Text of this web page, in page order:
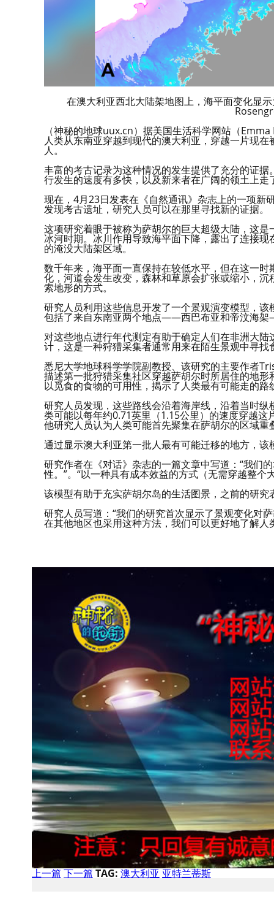
在澳大利亚西北大陆架地图上，海平面变化显
（神秘的地球uux.cn）据美国生活科学网站（
人类从东南亚穿越到现代的澳大利亚，穿越一片现
人。
丰富的考古记录为这种情况的发生提供了充分的证
行发生的速度有多快，以及新来者在广阔的领土上走
现在，4月23日发表在《自然通讯》杂志上的一项新
发现考古遗址，研究人员可以在那里寻找新的证据。
这项研究着眼于被称为萨胡尔的巨大超级大陆，这
冰河时期。冰川作用导致海平面下降，露出了连接
的淹没大陆架区域。
数千年来，海平面一直保持在较低水平，但在这一
化，河道会发生改变，森林和草原会扩张或缩小，
索地形的方式。
研究人员利用这些信息开发了一个景观演变模型，
包括了来自东南亚两个地点——西巴布亚和帝汶海
对这些地点进行年代测定有助于确定人们在非洲大
计，这是一种狩猎采集者通常用来在陌生景观中寻找
悉尼大学地球科学学院副教授、该研究的主要作者
描述第一批狩猎采集社区穿越萨胡尔时所居住的地
以觅食的食物的可用性，揭示了人类最有可能走的路
研究人员发现，这些路线会沿着海岸线，沿着当时
类可能以每年约0.71英里（1.15公里）的速度穿越
他研究人员认为人类可能首先聚集在萨胡尔的区域重
通过显示澳大利亚第一批人最有可能迁移的地方，该
研究作者在《对话》杂志的一篇文章中写道：“我们
性。”。“以一种具有成本效益的方式（无需穿越整
该模型有助于充实萨胡尔岛的生活图景，之前的研究
研究人员写道：“我们的研究首次显示了景观变化对
在其他地区也采用这种方法，我们可以更好地了解人
上一篇 下一篇 TAG: 澳大利亚 亚特兰蒂斯